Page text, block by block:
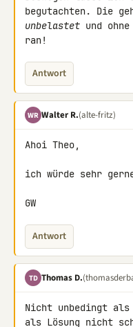
unbelastet und
ran!
Antwort
WR Walter R.(alte-fritz)
Ahoi Theo,
ich würde sehr
GW
Antwort
TD Thomas D.
Nicht unbedingt als
als Lösung nicht